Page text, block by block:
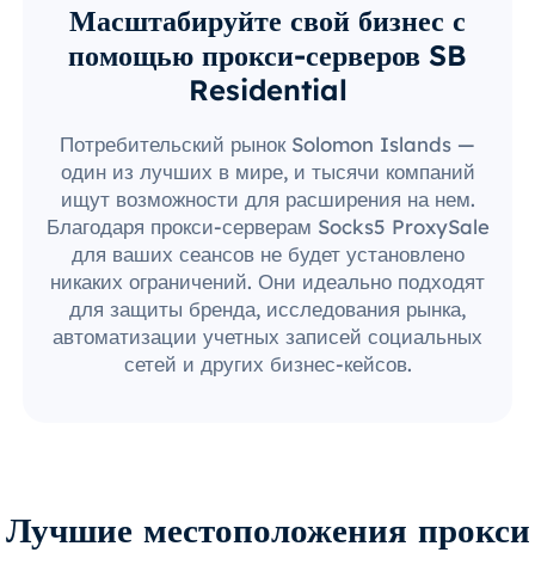
Масштабируйте свой бизнес с
помощью прокси-серверов SB
Residential
Потребительский рынок Solomon Islands —
один из лучших в мире, и тысячи компаний
ищут возможности для расширения на нем.
Благодаря прокси-серверам Socks5 ProxySale
для ваших сеансов не будет установлено
никаких ограничений. Они идеально подходят
для защиты бренда, исследования рынка,
автоматизации учетных записей социальных
сетей и других бизнес-кейсов.
Лучшие местоположения прокси